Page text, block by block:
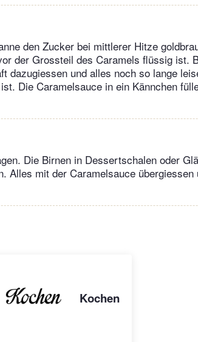
den Zucker bei mittlerer Hitze
der Grossteil des Caramels flüssig ist.
dazugiessen und alles noch so lange
Die Caramelsauce in ein Kännchen
Die Birnen in Dessertschalen oder
Alles mit der Caramelsauce
Kochen